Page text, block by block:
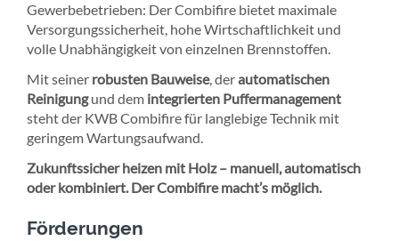
Gewerbebetrieben: Der Combifire bietet maximale
Versorgungssicherheit, hohe Wirtschaftlichkeit und
volle Unabhängigkeit von einzelnen Brennstoffen.
Mit seiner robusten Bauweise, derautomatischen
Reinigungund dem integrierten Puffermanagement
steht der KWB Combifire für langlebige Technik mit
geringem Wartungsaufwand.
Zukunftssicher heizen mit Holz – manuell, automatisch
oder kombiniert. Der Combifire macht’s möglich.
Förderungen